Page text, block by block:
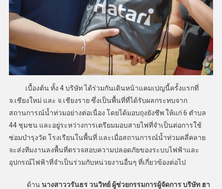
เบื้องต้น ทั้ง 4 บริษัท ได้ร่วมกันเดินหน้าแคมเปญนี้ครั้งแรกที่
จ.เชียงใหม่ และ จ.เชียงราย ซึ่งเป็นพื้นที่ที่ได้รับผลกระทบจาก
สถานการณ์น้ำท่วมอย่างต่อเนื่อง โดยได้มอบถุงยังชีพ ให้แก่ 6 ตำบล
44 ชุมชน และอยู่ระหว่างการเตรียมมอบสายไฟที่จำเป็นต่อการใช้
ซ่อมบำรุงวัด โรงเรียนในพื้นที่ และเมื่อสถานการณ์น้ำท่วมคลี่คลาย
จะส่งทีมงานลงพื้นที่ตรวจสอบความปลอดภัยของระบบไฟฟ้าและ
อุปกรณ์ไฟฟ้าที่จำเป็นร่วมกับหน่วยงานอื่นๆ ที่เกี่ยวข้องต่อไป
ด้านนางสาววรันธร วนวิทย์ ผู้ช่วยกรรมการผู้จัดการ บริษัท ฮา